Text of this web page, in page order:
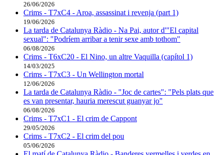
26/06/2026
Crims - T7xC4 - Aroa, assassinat i revenja (part 1)
19/06/2026
La tarda de Catalunya Ràdio - Na Pai, autor d'"El capital
sexual": "Podríem arribar a tenir sexe amb tothom"
06/08/2026
Crims - T6xC20 - El Nino, un altre Vaquilla (capítol 1)
14/03/2025
Crims - T7xC3 - Un Wellington mortal
12/06/2026
La tarda de Catalunya Ràdio - "Joc de cartes": "Pels plats que
es van presentar, hauria merescut guanyar jo"
06/08/2026
Crims - T7xC1 - El crim de Cappont
29/05/2026
Crims - T7xC2 - El crim del pou
05/06/2026